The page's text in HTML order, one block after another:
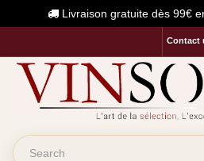
Livraison gratuite dès 99€
Contact